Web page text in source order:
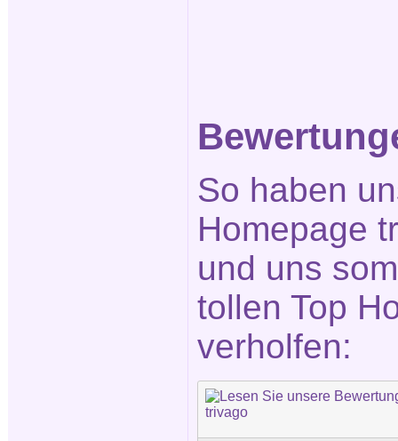
So haben
Homepage
und uns
tollen Top
verholfen: